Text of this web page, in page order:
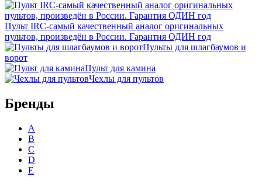
Пульт IRC-самый качественный аналог оригинальных
пультов, произведён в России. Гарантия ОДИН год
Пульты для шлагбаумов и
ворот
Пульт для камина
Чехлы для пультов
Бренды
A
B
C
D
E